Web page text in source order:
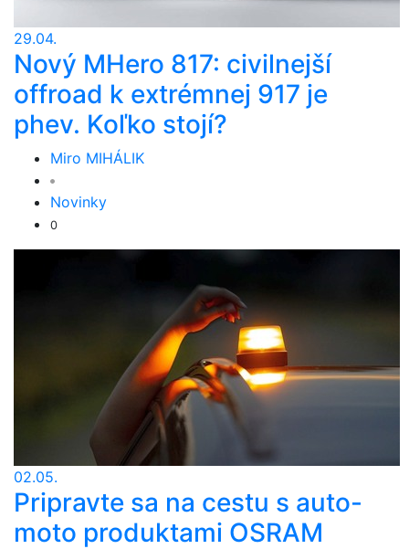
29.04.
Nový MHero 817: civilnejší
offroad k extrémnej 917 je
phev. Koľko stojí?
Miro MIHÁLIK
Novinky
0
02.05.
Pripravte sa na cestu s auto-
moto produktami OSRAM